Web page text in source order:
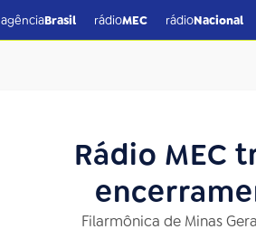
agênciaBrasil rádioMEC rádioNacional
Rádio MEC
Filarmônica de Minas